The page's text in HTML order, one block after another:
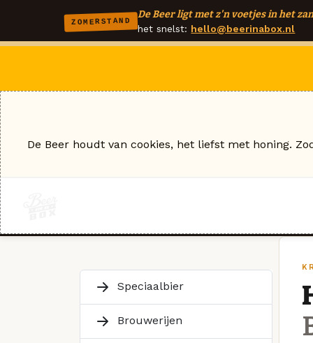
ZOMERSTAND
De Beer ligt met z'n voetjes in het
het snelst: hello@beerinabox.nl
Speciaalbier
Brouwerijen
De Beer houdt van cookies, het liefst met honing.